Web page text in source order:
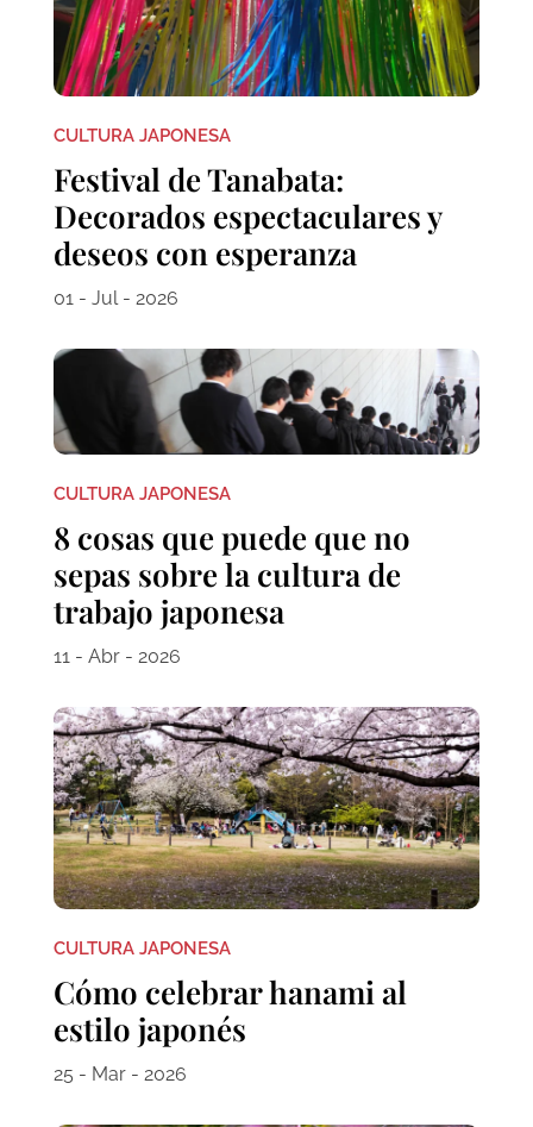
CULTURA JAPONESA
Festival de Tanabata:
Decorados espectaculares y
deseos con esperanza
01 - Jul - 2026
CULTURA JAPONESA
8 cosas que puede que no
sepas sobre la cultura de
trabajo japonesa
11 - Abr - 2026
CULTURA JAPONESA
Cómo celebrar hanami al
estilo japonés
25 - Mar - 2026